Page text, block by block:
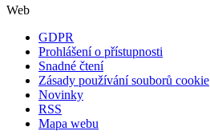
Web
GDPR
Prohlášení o přístupnosti
Snadné čtení
Zásady používání souborů cookie
Novinky
RSS
Mapa webu